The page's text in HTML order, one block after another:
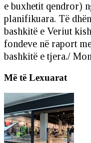
e buxhetit qendror)
planifikuara. Të
bashkitë e Veriut
fondeve në raport
bashkitë e tjera./
Më të Lexuarat